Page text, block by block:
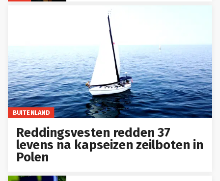
BUITENLAND
Reddingsvesten redden 37
levens na kapseizen zeilboten in
Polen